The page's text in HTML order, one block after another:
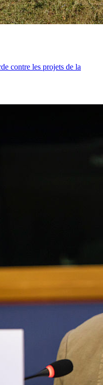
contre les projets de la